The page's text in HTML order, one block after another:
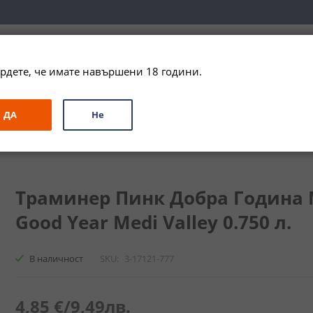
ЗА ПОДАРЪК ПРОМО СПЕЦИАЛНИ ПРЕДЛОЖЕНИЯ
Година Меди Вали / Traminer Pink Good Year Medi Valley
Траминер Пинк Добра
Good Year Medi Valley 0.750 л.
В наличност SKU 3-17121-777
4,85 €/9,49лв.
че имате навършени 18 години.
ДА Не